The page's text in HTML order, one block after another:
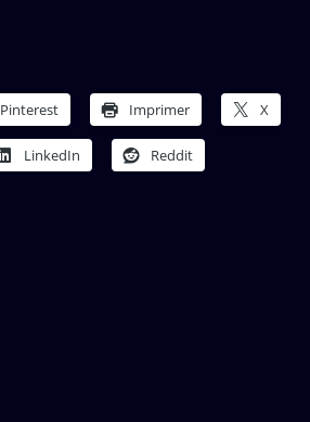
Pinterest Imprimer X
LinkedIn Reddit